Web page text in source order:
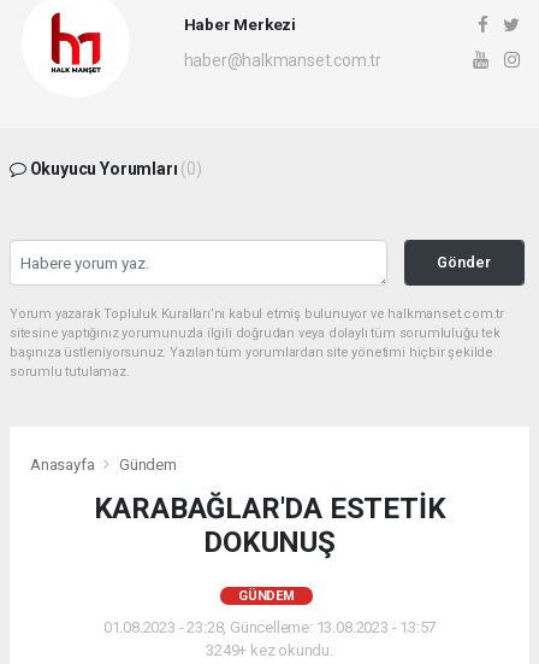
Haber Merkezi
haber@halkmanset.com.tr
Okuyucu Yorumları (0)
Gönder
Yorum yazarak Topluluk Kuralları’nı kabul etmiş bulunuyor ve halkmanset.com.tr
sitesine yaptığınız yorumunuzla ilgili doğrudan veya dolaylı tüm sorumluluğu tek
başınıza üstleniyorsunuz. Yazılan tüm yorumlardan site yönetimi hiçbir şekilde
sorumlu tutulamaz.
Anasayfa Gündem
KARABAĞLAR'DA ESTETİK
DOKUNUŞ
GÜNDEM
01.08.2023 - 23:28, Güncelleme: 13.08.2023 - 13:57
3249+ kez okundu.